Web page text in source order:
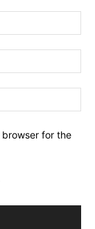
browser for the